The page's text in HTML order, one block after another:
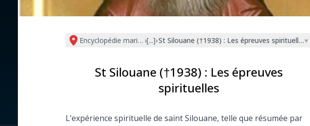
Marie de Nazareth
Encyclopédie mariale›[...]›St Silouane (†1938) : Les épreuves spirituelles▾
St Silouane (†1938) : Les épreuves
spirituelles
L’expérience spirituelle de saint Silouane, telle que résumée par